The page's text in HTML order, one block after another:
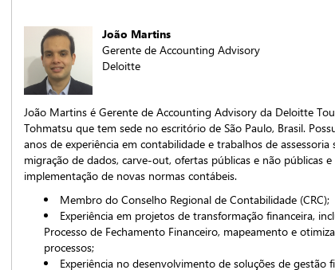
João Martins
Gerente de Accounting Advisory
Deloitte
João Martins é Gerente de Accounting Advisory da Deloitte
Tohmatsu que tem sede no escritório de São Paulo, Brasil.
anos de experiência em contabilidade e trabalhos de assessoria
migração de dados, carve-out, ofertas públicas e não públicas e
implementação de novas normas contábeis.
Membro do Conselho Regional de Contabilidade (CRC);
Experiência em projetos de transformação financeira,
Processo de Fechamento Financeiro, mapeamento e
processos;
Experiência no desenvolvimento de soluções de gestão